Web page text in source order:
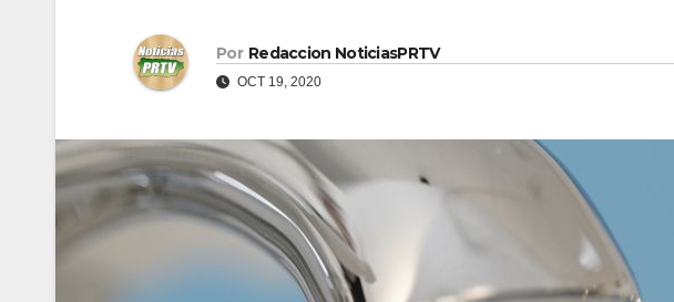
Por Redaccion NoticiasPRTV
OCT 19, 2020